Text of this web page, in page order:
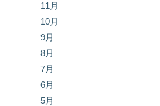
11月
10月
9月
8月
7月
6月
5月